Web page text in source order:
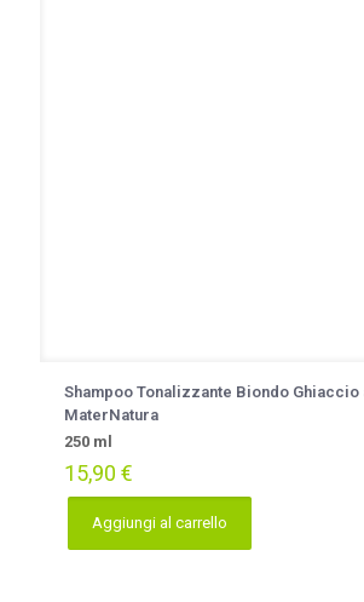
Shampoo Tonalizzante Biondo Ghiaccio
MaterNatura
250 ml
15,90 €
Aggiungi al carrello